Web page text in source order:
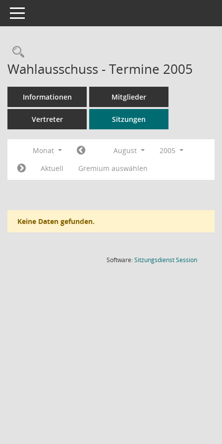
Toggle navigation
Rechercheauswahl
Wahlausschuss - Termine 2005
Informationen Mitglieder
Vertreter Sitzungen
Monat August
2005
Aktuell
Gremium auswählen
Keine Daten gefunden.
Software:SitzungsdienstSession(Wird in